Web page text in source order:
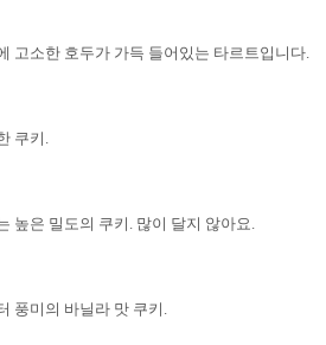
고소한 호두가 가득 들어있는 타르트입니다.
쿠키.
높은 밀도의 쿠키. 많이 달지 않아요.
풍미의 바닐라 맛 쿠키.